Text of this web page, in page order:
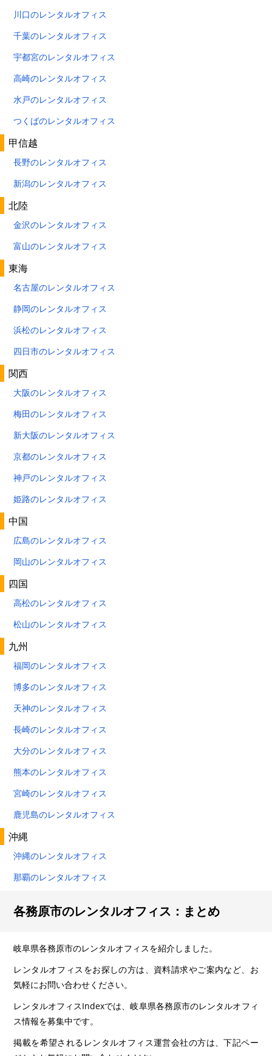
川口のレンタルオフィス
千葉のレンタルオフィス
宇都宮のレンタルオフィス
高崎のレンタルオフィス
水戸のレンタルオフィス
つくばのレンタルオフィス
甲信越
長野のレンタルオフィス
新潟のレンタルオフィス
北陸
金沢のレンタルオフィス
富山のレンタルオフィス
東海
名古屋のレンタルオフィス
静岡のレンタルオフィス
浜松のレンタルオフィス
四日市のレンタルオフィス
関西
大阪のレンタルオフィス
梅田のレンタルオフィス
新大阪のレンタルオフィス
京都のレンタルオフィス
神戸のレンタルオフィス
姫路のレンタルオフィス
中国
広島のレンタルオフィス
岡山のレンタルオフィス
四国
高松のレンタルオフィス
松山のレンタルオフィス
九州
福岡のレンタルオフィス
博多のレンタルオフィス
天神のレンタルオフィス
長崎のレンタルオフィス
大分のレンタルオフィス
熊本のレンタルオフィス
宮崎のレンタルオフィス
鹿児島のレンタルオフィス
沖縄
沖縄のレンタルオフィス
那覇のレンタルオフィス
各務原市のレンタルオフィス：まとめ
岐阜県各務原市のレンタルオフィスを紹介しました。
レンタルオフィスをお探しの方は、資料請求やご案内など、お
気軽にお問い合わせください。
レンタルオフィスIndexでは、岐阜県各務原市のレンタルオフィ
ス情報を募集中です。
掲載を希望されるレンタルオフィス運営会社の方は、下記ペー